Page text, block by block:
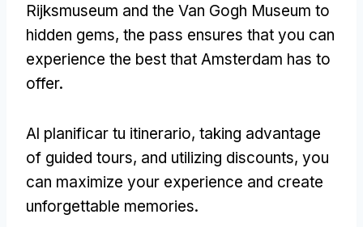
Rijksmuseum and the Van Gogh Museum to
hidden gems, the pass ensures that you can
experience the best that Amsterdam has to
offer.
Al planificar tu itinerario, taking advantage
of guided tours, and utilizing discounts, you
can maximize your experience and create
unforgettable memories.